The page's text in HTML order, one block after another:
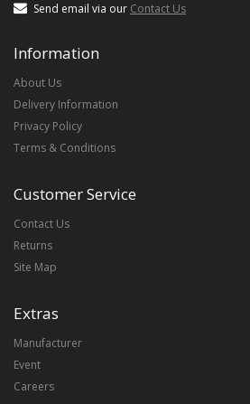
Send email via our Contact Us
Information
About Us
Delivery Information
Privacy Policy
Terms & Conditions
Customer Service
Contact Us
Returns
Site Map
Extras
Manufacturer
Event
Careers